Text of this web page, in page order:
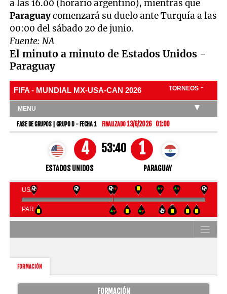
a las 16.00 (horario argentino), mientras que
Paraguaycomenzará su duelo ante Turquía a las
00:00 del sábado 20 de junio.
Fuente: NA
El minuto a minuto de Estados Unidos -
Paraguay